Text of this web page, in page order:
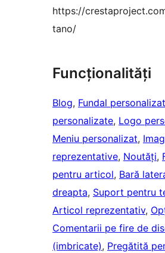
https://
tano/
Funcționalități
Blog, Fundal personalizat
personalizate, Logo
Meniu personalizat,
reprezentative, Noutăți,
pentru articol, Bară
dreapta, Suport pentru
Articol reprezentativ,
Comentarii pe fire de
(imbricate), Pregătită